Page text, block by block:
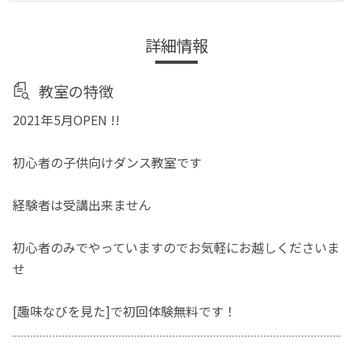
詳細情報
教室の特徴
2021年5月OPEN !!
初心者の子供向けダンス教室です
経験者は受講出来ません
初心者のみでやっていますのでお気軽にお越しくださいま
せ
[趣味なびを見た]で初回体験無料です！